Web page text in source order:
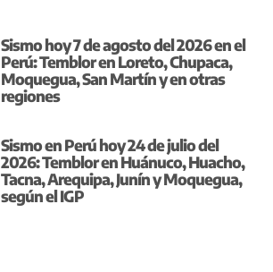
Sismo hoy 7 de agosto del 2026 en el
Perú: Temblor en Loreto, Chupaca,
Moquegua, San Martín y en otras
regiones
Sismo en Perú hoy 24 de julio del
2026: Temblor en Huánuco, Huacho,
Tacna, Arequipa, Junín y Moquegua,
según el IGP